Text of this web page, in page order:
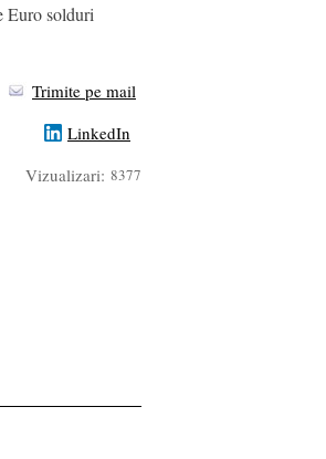
Euro solduri
Trimite pe mail
LinkedIn
Vizualizari: 8377